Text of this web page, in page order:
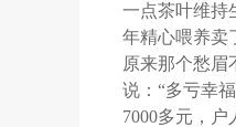
一点茶叶维持
年精心喂养卖
原来那个愁眉
说：“多亏幸
7000多元，户